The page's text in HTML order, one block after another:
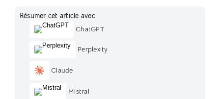
Résumer cet article avec
ChatGPT
Perplexity
Claude
Mistral